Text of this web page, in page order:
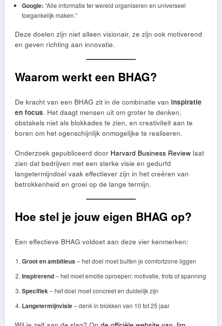
Google: “Alle informatie ter wereld organiseren en universeel
toegankelijk maken.”
Deze doelen zijn niet alleen visionair, ze zijn ook motiverend
en geven richting aan innovatie.
Waarom werkt een BHAG?
De kracht van een BHAG zit in de combinatie van inspiratie
en focus. Het daagt mensen uit om groter te denken,
obstakels niet als blokkades te zien, en creativiteit aan te
boren om het ogenschijnlijk onmogelijke te realiseren.
Onderzoek gepubliceerd door Harvard Business Review laat
zien dat bedrijven met een sterke visie en gedurfd
langetermijndoel vaak effectiever zijn in het creëren van
betrokkenheid en groei op de lange termijn.
Hoe stel je jouw eigen BHAG op?
Een effectieve BHAG voldoet aan deze vier kenmerken:
Groot en ambitieus – het doel moet buiten je comfortzone liggen
Inspirerend– het moet emotie oproepen: motivatie, trots of spanning
Specifiek – het doel moet concreet en duidelijk zijn
Langetermijnvisie– denk in blokken van 10 tot 25 jaar